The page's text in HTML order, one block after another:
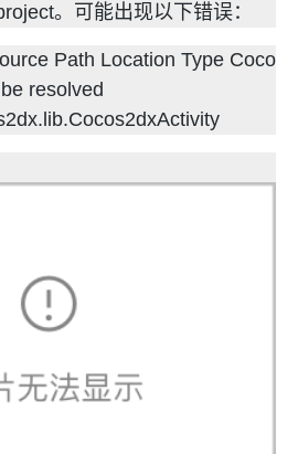
。可能出现以下错误：
Path Location Type Coco
resolved